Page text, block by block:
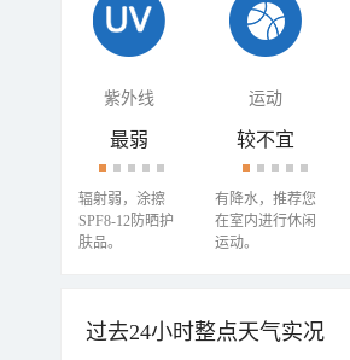
紫外线 运动
最弱
辐射弱，涂擦
SPF8-12防晒护
肤品。
较不宜
有降水，推荐您
在室内进行休闲
运动。
过去24小时整点天气实况